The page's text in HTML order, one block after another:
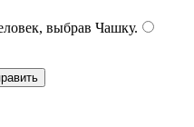
выбрав Чашку.